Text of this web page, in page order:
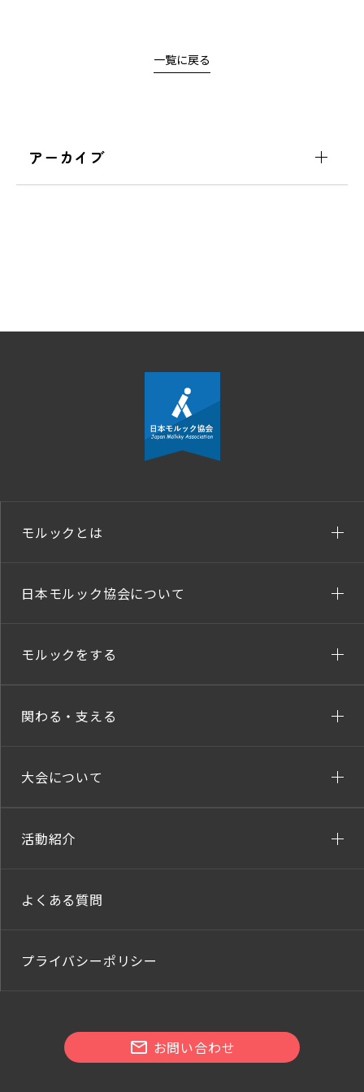
一覧に戻る
アーカイブ
モルックとは
日本モルック協会について
モルックをする
関わる・支える
大会について
活動紹介
よくある質問
プライバシーポリシー
お問い合わせ